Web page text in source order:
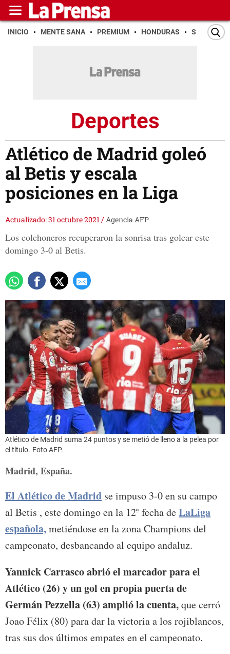
INICIO MENTE SANA PREMIUM HONDURAS SAN PEDRO
Deportes
Atlético de Madrid goleó
al Betis y escala
posiciones en la Liga
Actualizado: 31 octubre 2021/Agencia AFP
Los colchoneros recuperaron la sonrisa tras golear este
domingo 3-0 al Betis.
Atlético de Madrid suma 24 puntos y se metió de lleno a la pelea por
el título. Foto AFP.
Madrid, España.
El Atlético de Madrid se impuso 3-0 en su campo
al Betis , este domingo en la 12ª fecha deLaLiga
española,metiéndose en la zona Champions del
campeonato, desbancando al equipo andaluz.
Yannick Carrasco abrió el marcador para el
Atlético (26) y un gol en propia puerta de
Germán Pezzella (63) amplió la cuenta,que cerró
Joao Félix (80) para dar la victoria a los rojiblancos,
tras sus dos últimos empates en el campeonato.